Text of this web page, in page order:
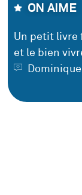
ON AIME
Un petit livre
et le bien
Dominique